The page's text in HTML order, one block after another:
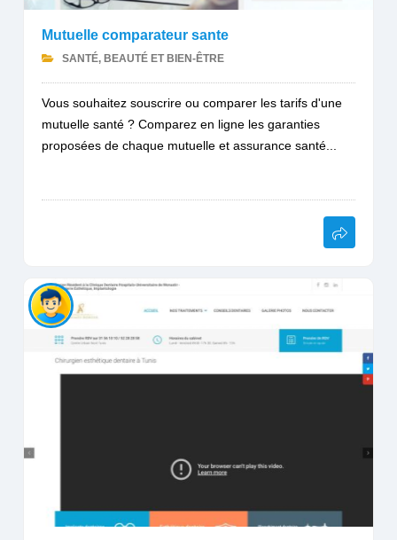
Mutuelle comparateur sante
SANTÉ, BEAUTÉ ET BIEN-ÊTRE
Vous souhaitez souscrire ou comparer les tarifs d'une
mutuelle santé ? Comparez en ligne les garanties
proposées de chaque mutuelle et assurance santé...